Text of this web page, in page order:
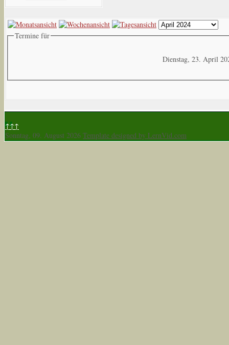
Termine für
Dienstag, 23. April
↑↑↑
Sonntag, 09. August 2026 Template designed by LernVid.com